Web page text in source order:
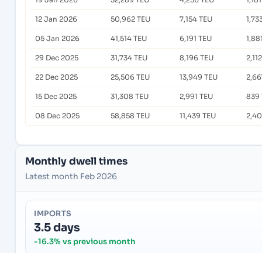
12 Jan 2026 50,962 TEU 7,154 TEU
05 Jan 2026 41,514 TEU 6,191 TEU
29 Dec 2025 31,734 TEU 8,196 TEU
22 Dec 2025 25,506 TEU 13,949 TEU
15 Dec 2025 31,308 TEU 2,991 TEU 839
08 Dec 2025 58,858 TEU 11,439 TEU
Monthly dwell times
Latest month Feb 2026
IMPORTS
3.5 days
-16.3% vs previous month